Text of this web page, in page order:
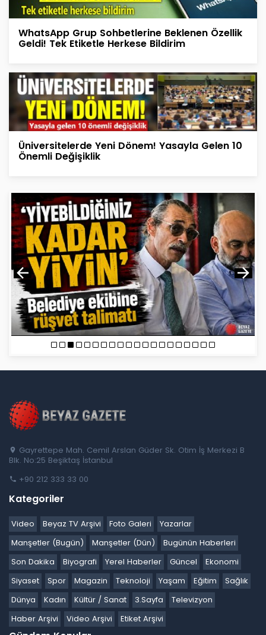
WhatsApp Grup Sohbetlerine Beklenen Özellik
Geldi! Tek Etiketle Herkese Bildirim
Üniversitelerde Yeni Dönem! Yasayla Gelen 10
Önemli Değişiklik
Gayrettepe Mah. Cemil Arslan Güder Sk. Otim İş Merkezi B
Blk. No:25 Beşiktaş İstanbul
+90 212 333 33 00
Kategoriler
Video Beyaz TV Arşivi Foto Galeri
Yazarlar
Manşetler (Bugün)
Manşetler (Dün)
Bugünün Haberleri
Son Dakika
Biyografi Yerel Haberler Güncel
Ekonomi
Siyaset
Spor Magazin Teknoloji Yaşam Eğitim
Sağlık
Dünya
Kadın Kültür / Sanat 3.Sayfa
Televizyon
Haber Arşivi
Video Arşivi Etiket Arşivi